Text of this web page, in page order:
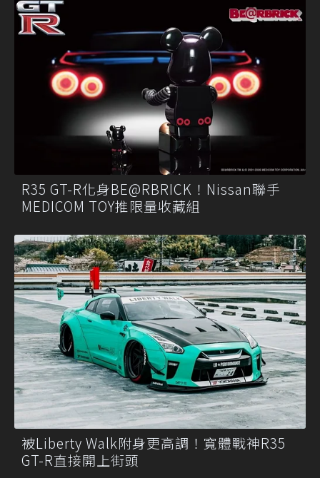
R35 GT-R化身BE@RBRICK！Nissan聯手
MEDICOM TOY推限量收藏組
被Liberty Walk附身更高調！寬體戰神R35
GT-R直接開上街頭